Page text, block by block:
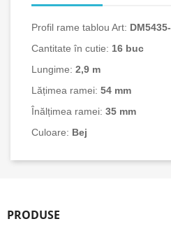
Profil rame tablou Art: DM5435-
Cantitate în cutie: 16 buc
Lungime: 2,9 m
Lățimea ramei: 54 mm
Înălțimea ramei: 35 mm
Culoare: Bej
PRODUSE